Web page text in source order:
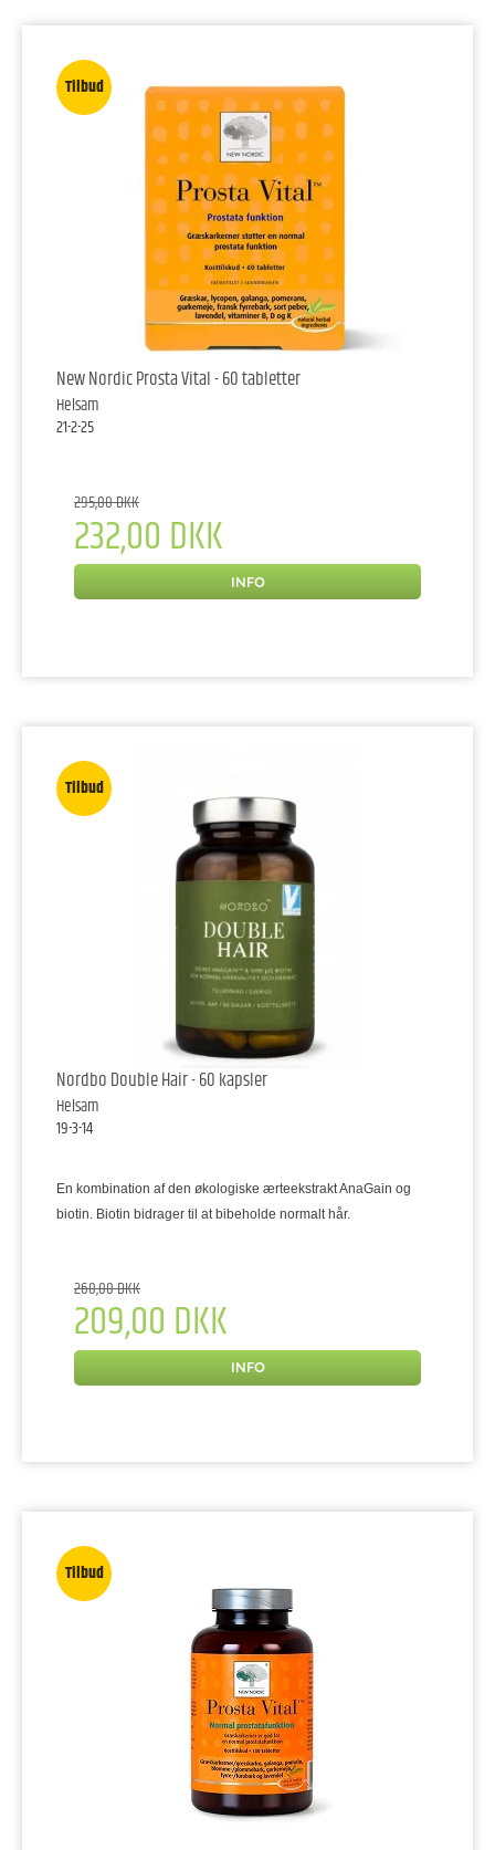
Tilbud
New Nordic Prosta Vital - 60 tabletter
Helsam
21-2-25
295,00 DKK
232,00 DKK
INFO
Tilbud
Nordbo Double Hair - 60 kapsler
Helsam
19-3-14
En kombination af den økologiske ærteekstrakt AnaGain og
biotin. Biotin bidrager til at bibeholde normalt hår.
260,00 DKK
209,00 DKK
INFO
Tilbud